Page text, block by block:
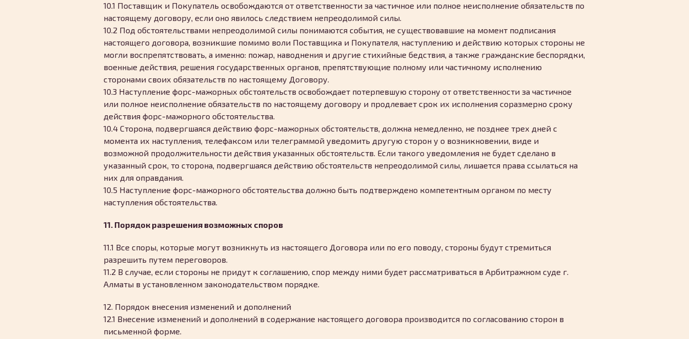
10.1 Поставщик и Покупатель освобождаются от ответственности за частичное или полное неисполнение обязательств по
настоящему договору, если оно явилось следствием непреодолимой силы.
10.2 Под обстоятельствами непреодолимой силы понимаются события, не существовавшие на момент подписания
настоящего договора, возникшие помимо воли Поставщика и Покупателя, наступлению и действию которых стороны не
могли воспрепятствовать, а именно: пожар, наводнения и другие стихийные бедствия, а также гражданские беспорядки,
военные действия, решения государственных органов, препятствующие полному или частичному исполнению
сторонами своих обязательств по настоящему Договору.
10.3 Наступление форс-мажорных обстоятельств освобождает потерпевшую сторону от ответственности за частичное
или полное неисполнение обязательств по настоящему договору и продлевает срок их исполнения соразмерно сроку
действия форс-мажорного обстоятельства.
10.4 Сторона, подвергшаяся действию форс-мажорных обстоятельств, должна немедленно, не позднее трех дней с
момента их наступления, телефаксом или телеграммой уведомить другую сторон у о возникновении, виде и
возможной продолжительности действия указанных обстоятельств. Если такого уведомления не будет сделано в
указанный срок, то сторона, подвергшаяся действию обстоятельств непреодолимой силы, лишается права ссылаться на
них для оправдания.
10.5 Наступление форс-мажорного обстоятельства должно быть подтверждено компетентным органом по месту
наступления обстоятельства.
11. Порядок разрешения возможных споров
11.1 Все споры, которые могут возникнуть из настоящего Договора или по его поводу, стороны будут стремиться
разрешить путем переговоров.
11.2 В случае, если стороны не придут к соглашению, спор между ними будет рассматриваться в Арбитражном суде г.
Алматы в установленном законодательством порядке.
12. Порядок внесения изменений и дополнений
12.1 Внесение изменений и дополнений в содержание настоящего договора производится по согласованию сторон в
письменной форме.